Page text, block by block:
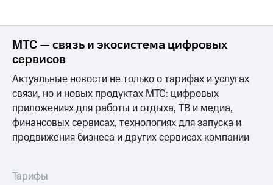
номер
Выбрать
красивый
Заменить
SIM-
карту
Перейти
Тарифы
Интернет,
ТВ и телефон
Услуги
Личный
кабинет
МТС — связь и экосистема цифровых
сервисов
Актуальные новости не только о тарифах и услугах
связи, но и новых продуктах МТС: цифровых
приложениях для работы и отдыха, ТВ и медиа,
финансовых сервисах, технологиях для запуска и
продвижения бизнеса и других сервисах компании
Тарифы